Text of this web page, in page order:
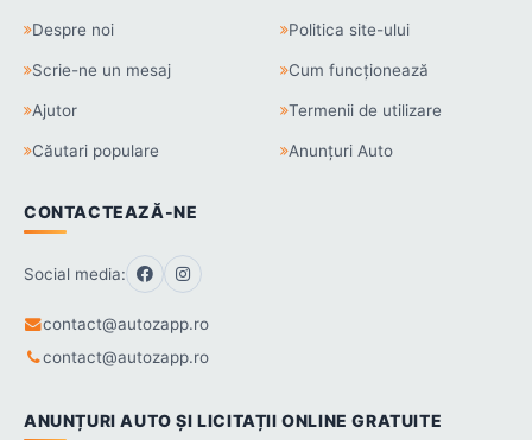
Despre noi Politica site-ului
Scrie-ne un mesaj Cum funcționează
Ajutor Termenii de utilizare
Căutari populare Anunțuri Auto
CONTACTEAZĂ-NE
Social media:
contact@autozapp.ro
contact@autozapp.ro
ANUNȚURI AUTO ȘI LICITAȚII ONLINE GRATUITE